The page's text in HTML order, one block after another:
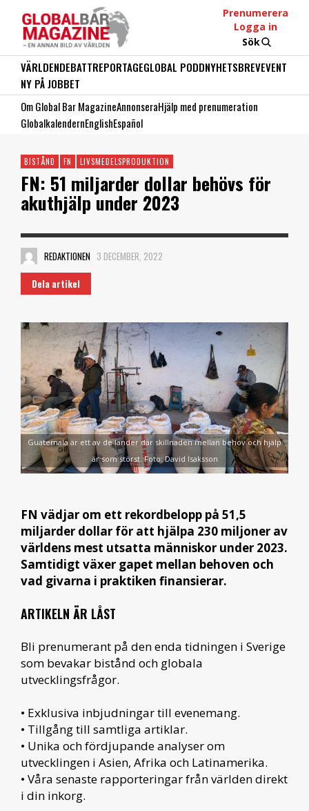
Prenumerera
Logga in
Sök
VÄRLDENDEBATTREPORTAGEGLOBAL PODDNYHETSBREVEVENT
NY PÅ JOBBET
Om Global Bar MagazineAnnonseraHjälp med prenumeration
GlobalkalendernEnglishEspañol
BISTÅND FN LIVSMEDELSPRODUKTION
FN: 51 miljarder dollar behövs för
akuthjälp under 2023
REDAKTIONEN 3 DECEMBER, 2022
Dela artikel
Guatemala är ett av de länder där skillnaden mellan behov och hjälp
är som störst. Foto: David Isaksson
FN vädjar om ett rekordbelopp på 51,5
miljarder dollar för att hjälpa 230 miljoner av
världens mest utsatta människor under 2023.
Samtidigt växer gapet mellan behoven och
vad givarna i praktiken finansierar.
ARTIKELN ÄR LÅST
Bli prenumerant på den enda tidningen i Sverige
som bevakar bistånd och globala
utvecklingsfrågor.
• Exklusiva inbjudningar till evenemang.
• Tillgång till samtliga artiklar.
• Unika och fördjupande analyser om
utvecklingen i Asien, Afrika och Latinamerika.
• Våra senaste rapporteringar från världen direkt
i din inkorg.